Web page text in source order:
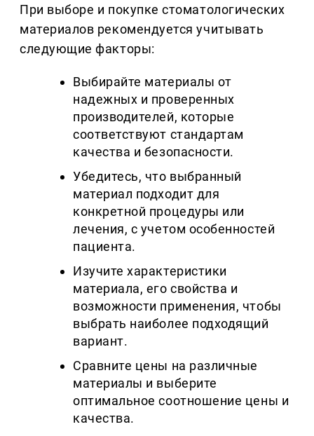
При выборе и покупке стоматологических
материалов рекомендуется учитывать
следующие факторы:
Выбирайте материалы от
надежных и проверенных
производителей, которые
соответствуют стандартам
качества и безопасности.
Убедитесь, что выбранный
материал подходит для
конкретной процедуры или
лечения, с учетом особенностей
пациента.
Изучите характеристики
материала, его свойства и
возможности применения, чтобы
выбрать наиболее подходящий
вариант.
Сравните цены на различные
материалы и выберите
оптимальное соотношение цены и
качества.